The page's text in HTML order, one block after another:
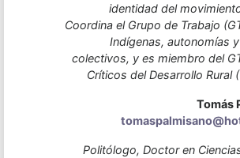
identidad del
Coordina el Grupo de Trabajo
Indígenas, autonomías
colectivos, y es miembro del
Críticos del Desarrollo Rural
Tomás
Politólogo, Doctor en